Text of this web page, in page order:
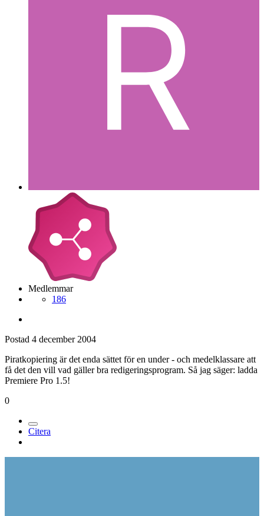
Medlemmar
186
Postad 4 december 2004
Piratkopiering är det enda sättet för en under - och medelklassare att
få det den vill vad gäller bra redigeringsprogram. Så jag säger: ladda
Premiere Pro 1.5!
0
Citera